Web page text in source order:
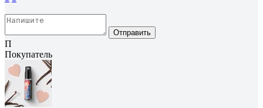
Отправить
П
Покупатель